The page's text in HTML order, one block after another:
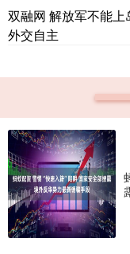
双融网 解放军不能上
外交自主